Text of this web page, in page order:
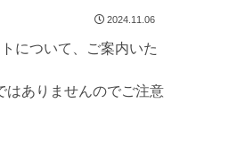
2024.11.06
について、ご案内いた
はありませんのでご注意